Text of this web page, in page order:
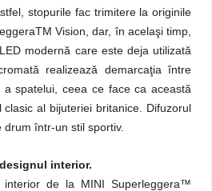
stopurile fac trimitere la originile
Vision, dar, în acelaşi timp,
modernă care este deja utilizată
realizează demarcaţia între
spatelui, ceea ce face ca această
al bijuteriei britanice. Difuzorul
într-un stil sportiv.
interior.
de la MINI Superleggera™